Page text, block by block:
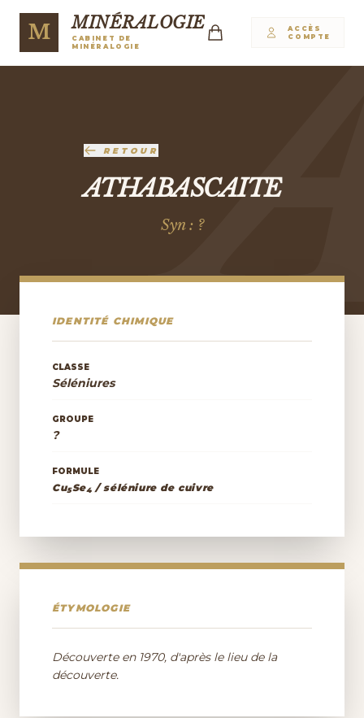
M MINÉRALOGIE
CABINET DE
MINÉRALOGIE
ACCÈS
COMPTE
RETOUR
ATHABASCAITE
Syn : ?
IDENTITÉ CHIMIQUE
CLASSE
Séléniures
GROUPE
?
FORMULE
Cu5Se4/ séléniure de cuivre
ÉTYMOLOGIE
Découverte en 1970, d'après le lieu de la
découverte.